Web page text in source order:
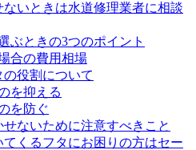
いときは水道修理業者に相談
ぶときの3つのポイント
合の費用相場
役割について
を抑える
を防ぐ
せないために注意すべきこと
くるフタにお困りの方はセー